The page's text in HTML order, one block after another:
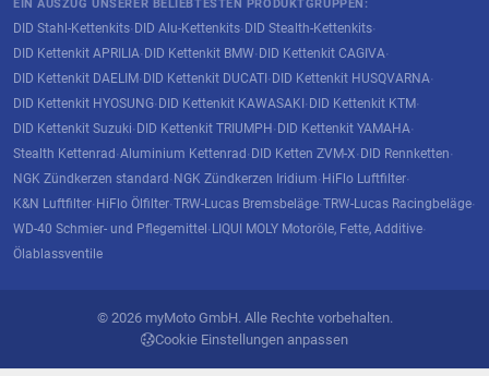
EIN AUSZUG UNSERER BELIEBTESTEN PRODUKTGRUPPEN:
DID Stahl-Kettenkits· DID Alu-Kettenkits· DID Stealth-Kettenkits·
DID Kettenkit APRILIA· DID Kettenkit BMW· DID Kettenkit CAGIVA·
DID Kettenkit DAELIM· DID Kettenkit DUCATI· DID Kettenkit HUSQVARNA·
DID Kettenkit HYOSUNG· DID Kettenkit KAWASAKI· DID Kettenkit KTM·
DID Kettenkit Suzuki· DID Kettenkit TRIUMPH· DID Kettenkit YAMAHA·
Stealth Kettenrad·Aluminium Kettenrad· DID Ketten ZVM-X· DID Rennketten·
NGK Zündkerzen standard· NGK Zündkerzen Iridium· HiFlo Luftfilter·
K&N Luftfilter· HiFlo Ölfilter·TRW-Lucas Bremsbeläge·TRW-Lucas Racingbeläge·
WD-40 Schmier- und Pflegemittel· LIQUI MOLY Motoröle, Fette, Additive·
Ölablassventile
© 2026 myMoto GmbH. Alle Rechte vorbehalten.
Cookie Einstellungen anpassen